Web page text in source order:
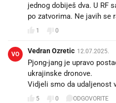
jednog dobiješ dva. U RF
po zatvorima. Ne javih se
1 0
VO Vedran Ozretic 12.07.2025.
Pjong-jang je upravo
ukrajinske dronove.
Vidjeli smo da udaljenost
5 0 ODGOVORITE